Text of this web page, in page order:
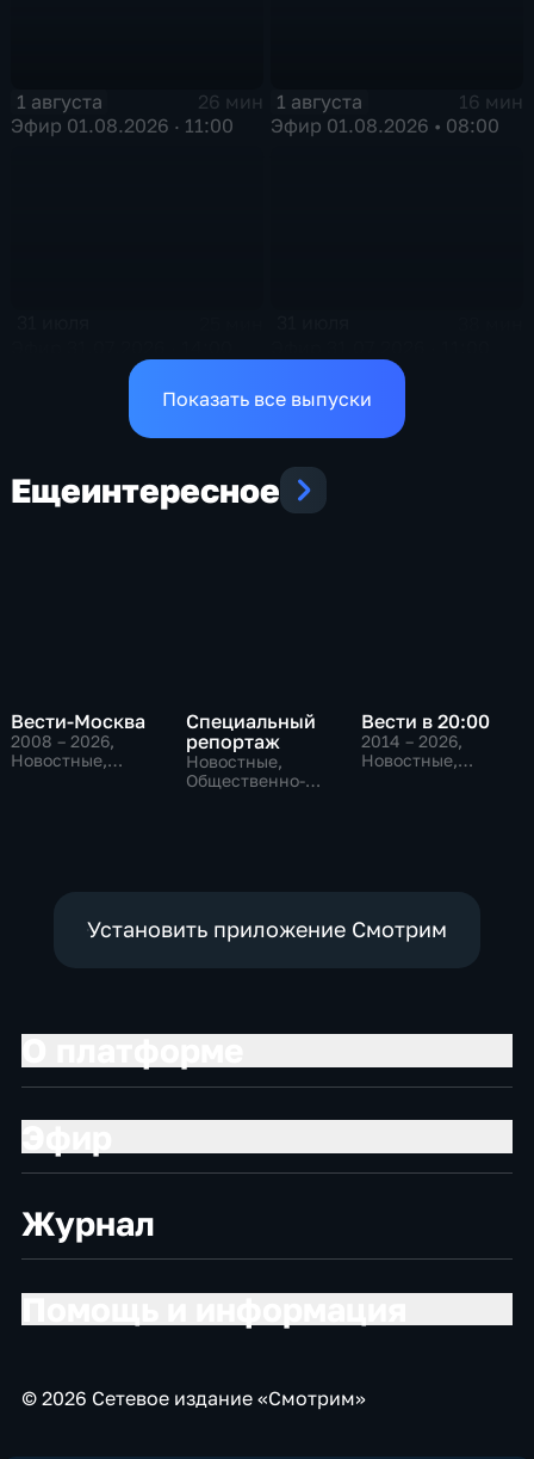
1 августа
26 мин
Эфир 01.08.2026 · 11:00
1 августа
16 мин
Эфир 01.08.2026 • 08:00
Показать все выпуски
Ещеинтересное
Вести-Москва
2008 – 2026,
Новостные,
Специальный
репортаж
Новостные,
Общественно-
Вести в 20:00
2014 – 2026,
Новостные,
Установить приложение Смотрим
Журнал
© 2026 Сетевое издание «Смотрим»